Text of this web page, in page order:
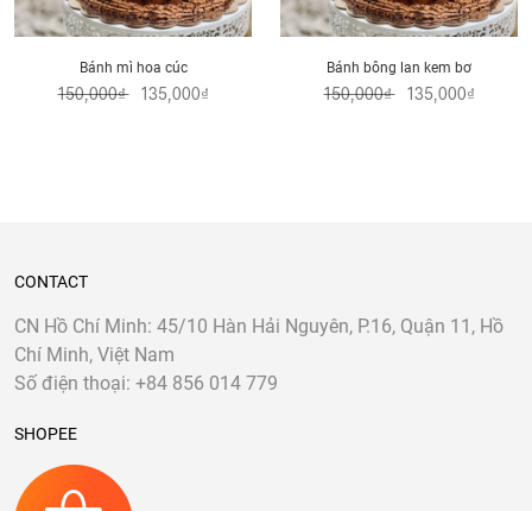
Bánh mì hoa cúc
150,000₫ 135,000₫
Bánh bông lan kem bơ
150,000₫ 135,000₫
CONTACT
CN Hồ Chí Minh: 45/10 Hàn Hải Nguyên, P.16, Quận 11, Hồ
Chí Minh, Việt Nam
Số điện thoại: +84 856 014 779
SHOPEE